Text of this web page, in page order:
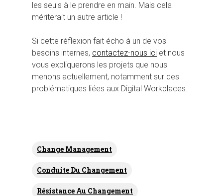
les seuls à le prendre en main. Mais cela
mériterait un autre article !
Si cette réflexion fait écho à un de vos
besoins internes, contactez-nous ici et nous
vous expliquerons les projets que nous
menons actuellement, notamment sur des
problématiques liées aux Digital Workplaces.
Change Management
Conduite Du Changement
Résistance Au Changement